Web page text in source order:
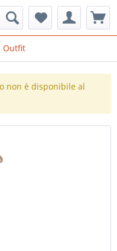
Outfit
non è disponibile al